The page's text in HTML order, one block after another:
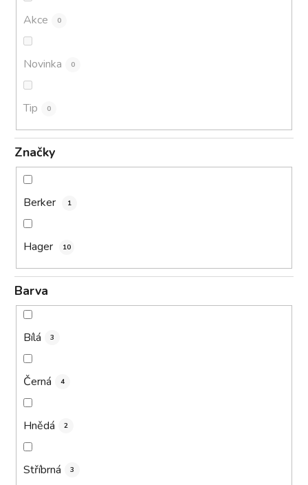
Akce 0
Novinka 0
Tip 0
Značky
Berker 1
Hager 10
Barva
Bílá 3
Černá 4
Hnědá 2
Stříbrná 3